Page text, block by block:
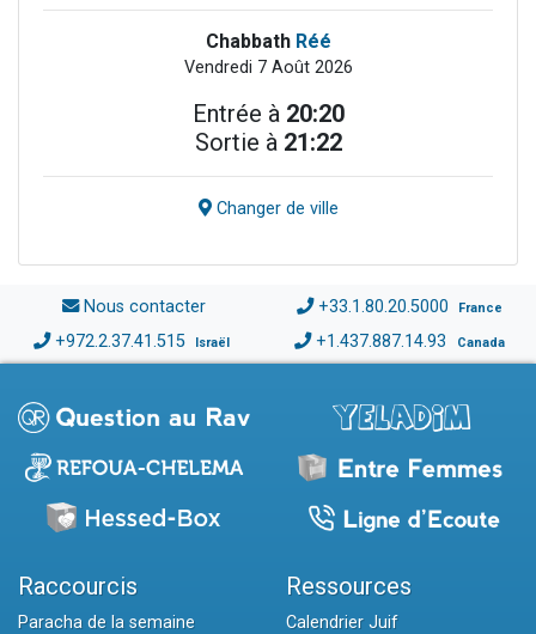
Chabbath Réé
Vendredi 7 Août 2026
Entrée à 20:20
Sortie à 21:22
Changer de ville
Nous contacter +33.1.80.20.5000 France
+972.2.37.41.515 Israël +1.437.887.14.93 Canada
Raccourcis
Paracha de la semaine
Ressources
Calendrier Juif